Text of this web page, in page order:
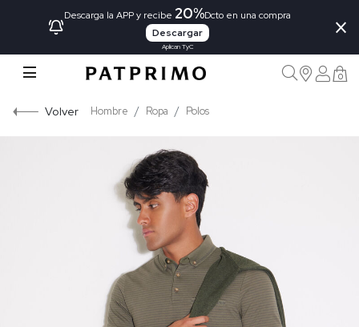
Descarga la APP y recibe 20%Dcto en una compra
Descargar
Aplican TyC
×
0
Volver Hombre Ropa Polos